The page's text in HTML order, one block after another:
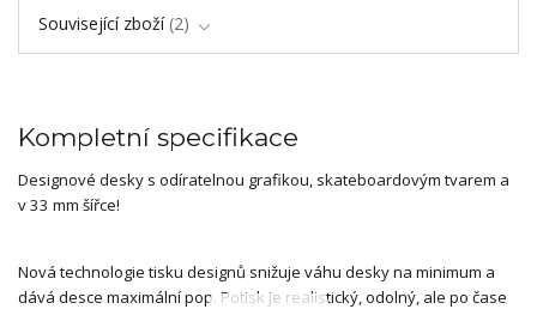
Související zboží 2
Kompletní specifikace
Designové desky s odíratelnou grafikou, skateboardovým tvarem a
v 33 mm šířce!
Nová technologie tisku designů snižuje váhu desky na minimum a
dává desce maximální pop. Potisk je realistický, odolný, ale po čase